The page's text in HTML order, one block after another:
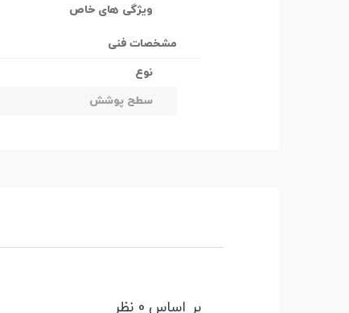
ویژگی های خاص
مشخصات فنی
نوع
سطح پوشش
بر اساس 0 نظر